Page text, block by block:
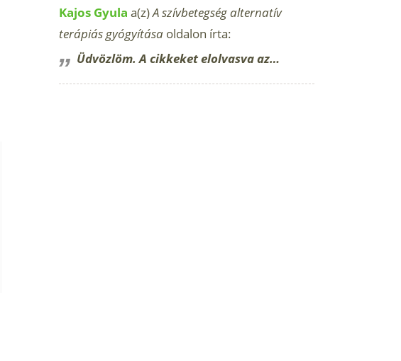
Kajos Gyula a(z)A szívbetegség alternatív
terápiás gyógyítása oldalon írta:
Üdvözlöm. A cikkeket elolvasva az…